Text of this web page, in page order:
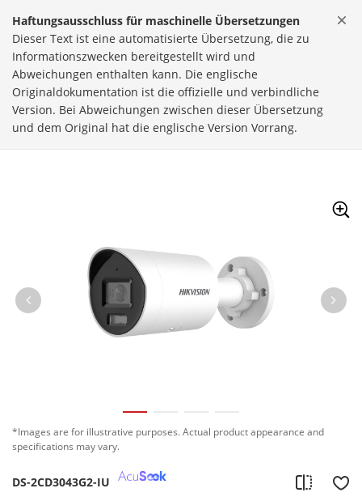
Haftungsausschluss für maschinelle Übersetzungen
Dieser Text ist eine automatisierte Übersetzung, die zu
Informationszwecken bereitgestellt wird und
Abweichungen enthalten kann. Die englische
Originaldokumentation ist die offizielle und verbindliche
Version. Bei Abweichungen zwischen dieser Übersetzung
und dem Original hat die englische Version Vorrang.
*Images are for illustrative purposes. Actual product appearance and
specifications may vary.
DS-2CD3043G2-IU